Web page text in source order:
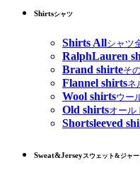
Shirtsシャツ
Shirts Allシャツ
RalphLauren
Brand shirteそ
Flannel shirtsネ
Wool shirtsウー
Old shirtsオール
Shortsleeved
Sweat&Jerseyスウェット&ジャ